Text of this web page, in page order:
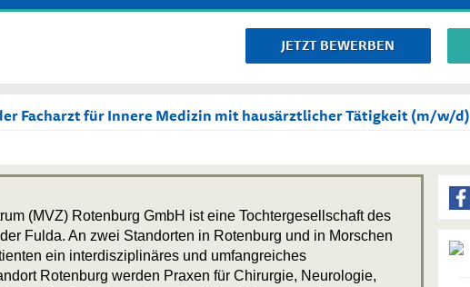
JETZT BEWERBEN
Facharzt für Innere Medizin mit hausärztlicher Tätigkeit (m/w/d)
(MVZ) Rotenburg GmbH ist eine Tochtergesellschaft des
Fulda. An zwei Standorten in Rotenburg und in Morschen
ein interdisziplinäres und umfangreiches
Rotenburg werden Praxen für Chirurgie, Neurologie,